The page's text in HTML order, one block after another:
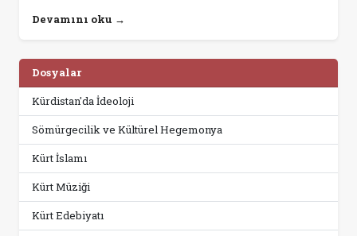
Devamını oku →
Dosyalar
Kürdistan'da İdeoloji
Sömürgecilik ve Kültürel Hegemonya
Kürt İslamı
Kürt Müziği
Kürt Edebiyatı